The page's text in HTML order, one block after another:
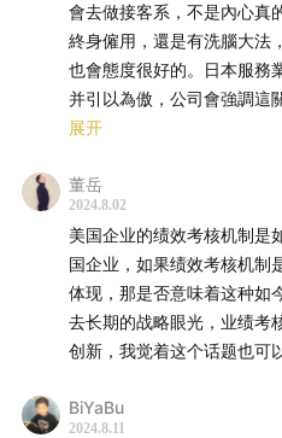
战争工业的技术积累：
索尼的创业基因：工程
25:30 消费电子高科技的代名
随身听
31:30日美两栖动物，转型期
今日索尼的身份认同：
37:13 战后美国的去工业化与
會去做接客系，不是內心真
終身僱用，還是有洗腦大法
也會態度很好的。日本服務
并引以為傲，公司會強調這
形象，要做堂堂正正的“日本
作等等。我們集團董事講話
所有人被灌輸帶著非常強的“
都被教育“客人在看著你”“同
控制好表情和身姿，要優雅
有人提醒要笑要親切要態度
情，同事就會立馬提醒“親
的”。我們大領導甚至親自指
這個崗位上。
展开
董岳
2024.8.02
美国企业的绩效考核机制是
国企业，如果绩效考核机制
体现，那是否意味着这种如
去长期的战略眼光，业绩考
创新，我觉着这个话题也可
BiYaBu
2024.8.11